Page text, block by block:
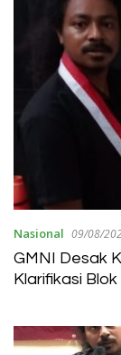
Nasional 09/08/
GMNI Desak
Klarifikasi